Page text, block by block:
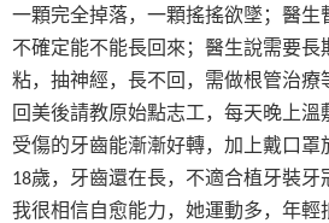
一顆完全掉落，一顆搖搖欲墜；醫生
不確定能不能長回來；醫生說需要
粘，抽神經，長不回，需做根管治療
回美後請教原始點志工，每天晚上
受傷的牙齒能漸漸好轉，加上戴口
18歲，牙齒還在長，不適合植牙裝牙
我很相信自愈能力，她運動多，年輕